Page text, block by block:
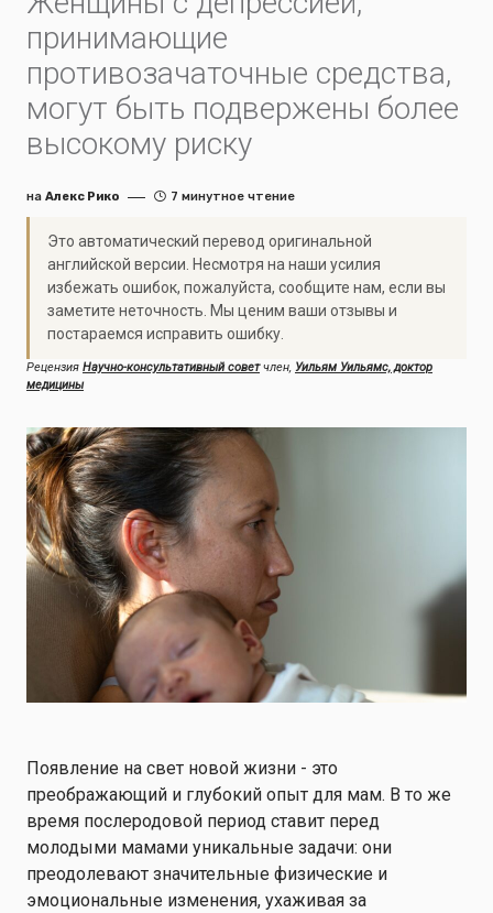
принимающие
противозачаточные средства,
могут быть подвержены более
высокому риску
на Алекс Рико 7 минутное чтение
Это автоматический перевод оригинальной
английской версии. Несмотря на наши усилия
избежать ошибок, пожалуйста, сообщите нам, если вы
заметите неточность. Мы ценим ваши отзывы и
постараемся исправить ошибку.
Рецензия Научно-консультативный советчлен, Уильям Уильямс, доктор
медицины
Появление на свет новой жизни - это
преображающий и глубокий опыт для мам. В то же
время послеродовой период ставит перед
молодыми мамами уникальные задачи: они
преодолевают значительные физические и
эмоциональные изменения, ухаживая за